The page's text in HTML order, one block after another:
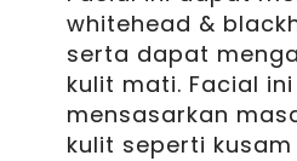
whitehead &
serta dapat
kulit mati. Facial
mensasarkan
kulit seperti